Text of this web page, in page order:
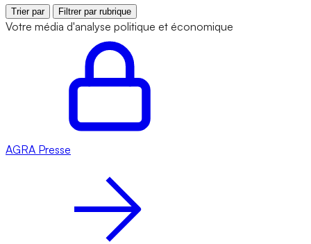
Trier par Filtrer par rubrique
Votre média d'analyse politique et économique
AGRA Presse